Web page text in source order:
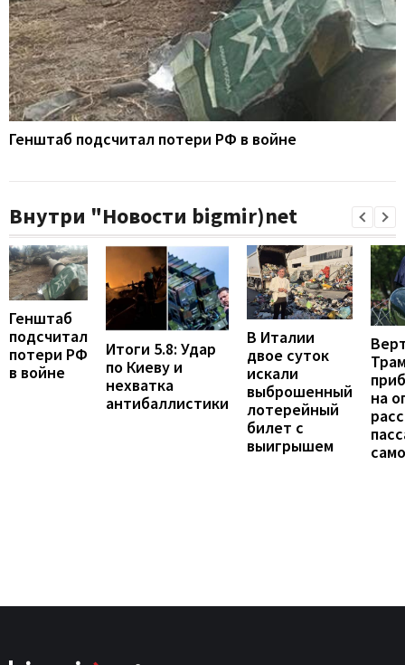
Генштаб подсчитал потери РФ в войне
Внутри "Новости bigmir)net
Генштаб
подсчитал
потери РФ
в войне
Итоги 5.8: Удар
по Киеву и
нехватка
антибаллистики
В Италии
двое суток
искали
выброшенный
лотерейный
билет с
выигрышем
на